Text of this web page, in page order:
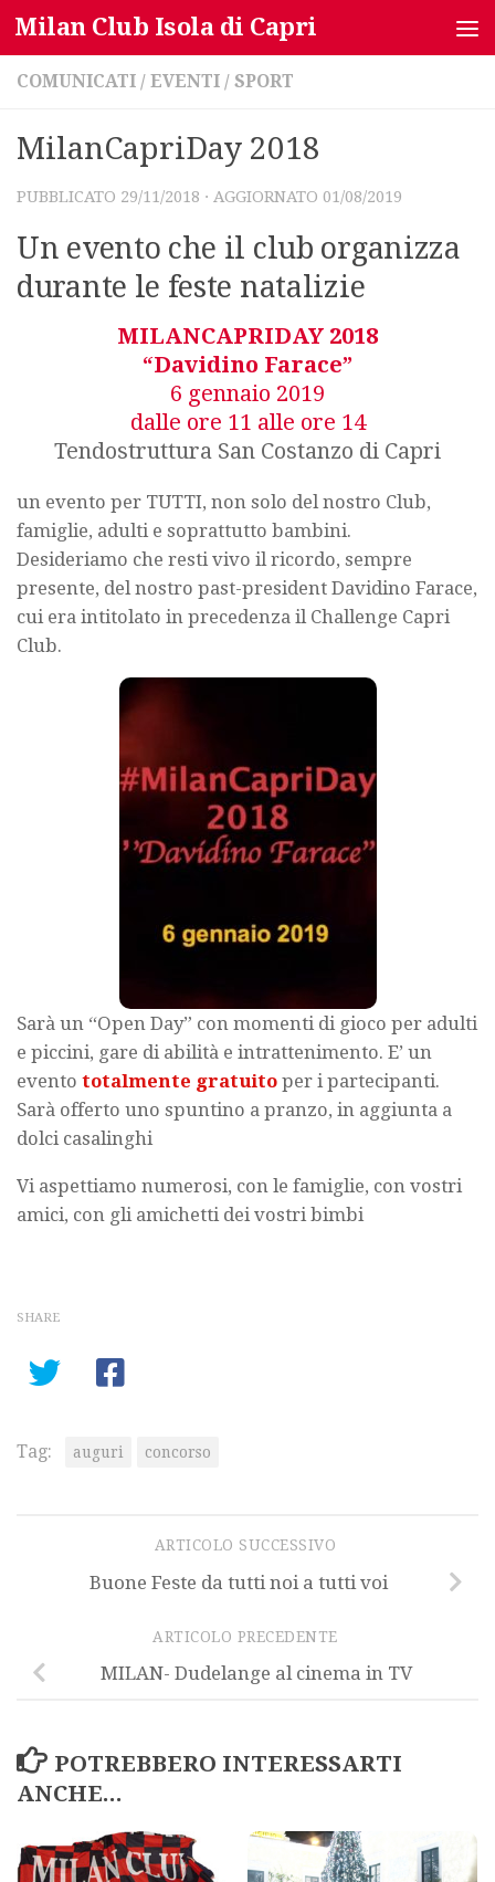
Salta al contenuto
Milan Club Isola di Capri
COMUNICATI / EVENTI / SPORT
MilanCapriDay 2018
PUBBLICATO 29/11/2018 · AGGIORNATO 01/08/2019
Un evento che il club organizza
durante le feste natalizie
MILANCAPRIDAY 2018
“Davidino Farace”
6 gennaio 2019
dalle ore 11 alle ore 14
Tendostruttura San Costanzo di Capri
un evento per TUTTI, non solo del nostro Club,
famiglie, adulti e soprattutto bambini.
Desideriamo che resti vivo il ricordo, sempre
presente, del nostro past-president Davidino Farace,
cui era intitolato in precedenza il Challenge Capri
Club.
Sarà un “Open Day” con momenti di gioco per adulti
e piccini, gare di abilità e intrattenimento. E’ un
evento totalmente gratuito per i partecipanti.
Sarà offerto uno spuntino a pranzo, in aggiunta a
dolci casalinghi
Vi aspettiamo numerosi, con le famiglie, con vostri
amici, con gli amichetti dei vostri bimbi
SHARE
Tag: auguri concorso
ARTICOLO SUCCESSIVO
Buone Feste da tutti noi a tutti voi
ARTICOLO PRECEDENTE
MILAN- Dudelange al cinema in TV
POTREBBERO INTERESSARTI
ANCHE...